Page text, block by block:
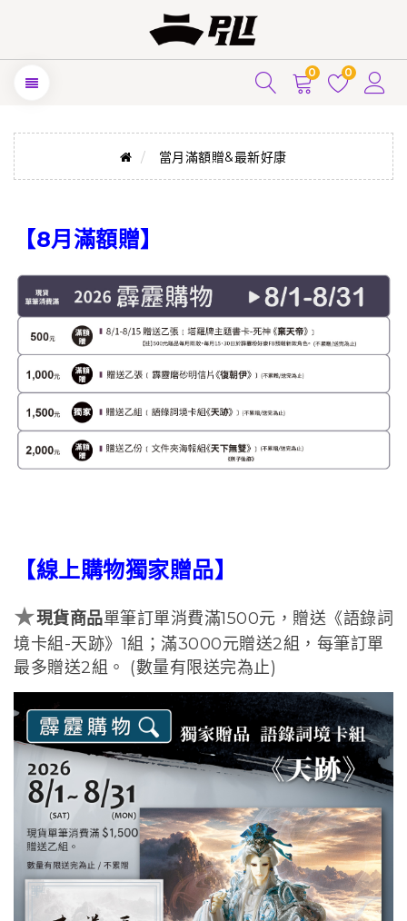
0 0
當月滿額贈&最新好康
【8月滿額贈】
【線上購物獨家贈品】
★現貨商品單筆訂單消費滿1500元，贈送《語錄詞
境卡組-天跡》1組；滿3000元贈送2組，每筆訂單
最多贈送2組。 (數量有限送完為止)